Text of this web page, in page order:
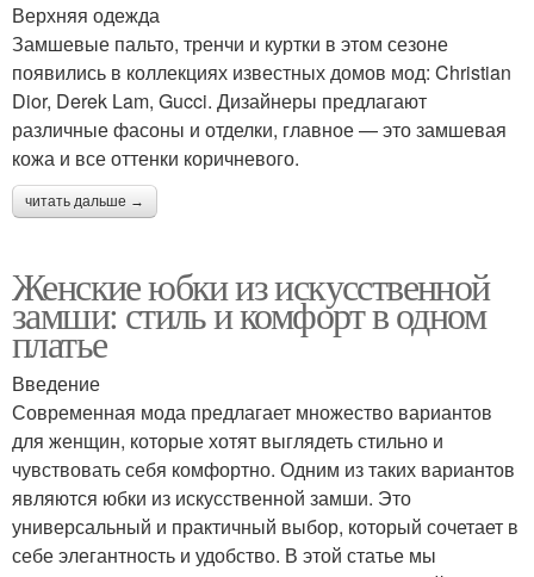
Верхняя одежда
Замшевые пальто, тренчи и куртки в этом сезоне
появились в коллекциях известных домов мод: Christian
Dior, Derek Lam, Gucci. Дизайнеры предлагают
различные фасоны и отделки, главное — это замшевая
кожа и все оттенки коричневого.
читать дальше →
Женские юбки из искусственной
замши: стиль и комфорт в одном
платье
Введение
Современная мода предлагает множество вариантов
для женщин, которые хотят выглядеть стильно и
чувствовать себя комфортно. Одним из таких вариантов
являются юбки из искусственной замши. Это
универсальный и практичный выбор, который сочетает в
себе элегантность и удобство. В этой статье мы